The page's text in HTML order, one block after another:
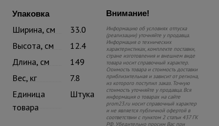
Упаковка
Ширина, см
33.0
Высота, см
12.4
Длина, см
149
Вес, кг
7.8
Единица
товара
Штука
Внимание!
Информацию об условиях отпуска
(реализации) уточняйте у продавца.
Информация о технических
характеристиках, комплекте поставки,
стране изготовления и внешнем виде
товара носит справочный характер.
Стоимость товара и стоимость доставки
приблизительная и зависит от региона,
из которого поступил заказ. Точную
стоимость уточняйте у продавца. Вся
информация о товарах на сайте
prom23.ru носит справочный характер
и не является публичной офертой в
соответствии с пунктом 2 статьи 437 ГК
РФ. Убедительно просим Вас при